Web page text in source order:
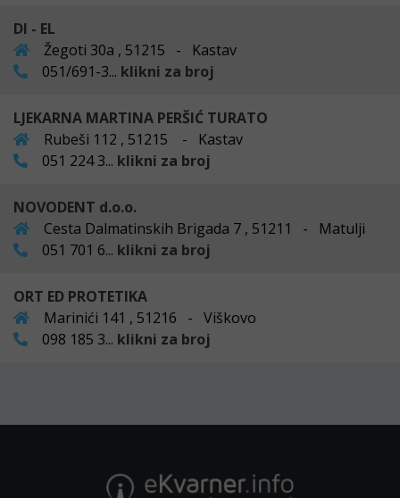
DI - EL
Žegoti 30a , 51215 - Kastav
051/691-3... klikni za broj
LJEKARNA MARTINA PERŠIĆ TURATO
Rubeši 112 , 51215 - Kastav
051 224 3... klikni za broj
NOVODENT d.o.o.
Cesta Dalmatinskih Brigada 7 , 51211 - Matulji
051 701 6... klikni za broj
ORT ED PROTETIKA
Marinići 141 , 51216 - Viškovo
098 185 3... klikni za broj